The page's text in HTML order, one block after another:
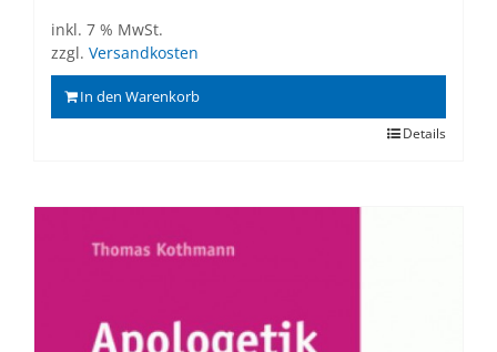
inkl. 7 % MwSt.
zzgl. Versandkosten
In den Warenkorb
Details